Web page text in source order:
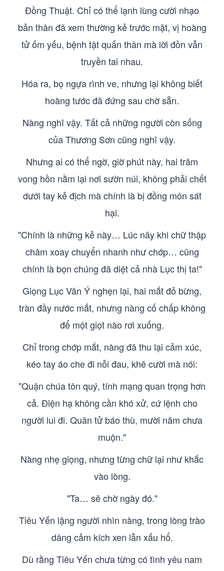
Đồng Thuật. Chỉ có thể lạnh lùng cười nhạo
bản thân đã xem thường kẻ trước mặt, vị hoàng
tử ốm yếu, bệnh tật quấn thân mà lời đồn vẫn
truyền tai nhau.
Hóa ra, bọ ngựa rình ve, nhưng lại không biết
hoàng tước đã đứng sau chờ sẵn.
Nàng nghĩ vậy. Tất cả những người còn sống
của Thương Sơn cũng nghĩ vậy.
Nhưng ai có thể ngờ, giờ phút này, hai trăm
vong hồn nằm lại nơi sườn núi, không phải chết
dưới tay kẻ địch mà chính là bị đồng môn sát
hại.
"Chính là những kẻ này… Lúc nãy khi chữ thập
châm xoay chuyển nhanh như chớp… cũng
chính là bọn chúng đã diệt cả nhà Lục thị ta!"
Giọng Lục Vãn Ý nghẹn lại, hai mắt đỏ bừng,
tràn đầy nước mắt, nhưng nàng cố chấp không
để một giọt nào rơi xuống.
Chỉ trong chớp mắt, nàng đã thu lại cảm xúc,
kéo tay áo che đi nỗi đau, khẽ cười mà nói:
"Quận chúa tôn quý, tính mạng quan trọng hơn
cả. Điện hạ không cần khó xử, cứ lệnh cho
người lui đi. Quân tử báo thù, mười năm chưa
muộn."
Nàng nhẹ giọng, nhưng từng chữ lại như khắc
vào lòng.
"Ta… sẽ chờ ngày đó."
Tiêu Yến lặng người nhìn nàng, trong lòng trào
dâng cảm kích xen lẫn xấu hổ.
Dù rằng Tiêu Yến chưa từng có tình yêu nam